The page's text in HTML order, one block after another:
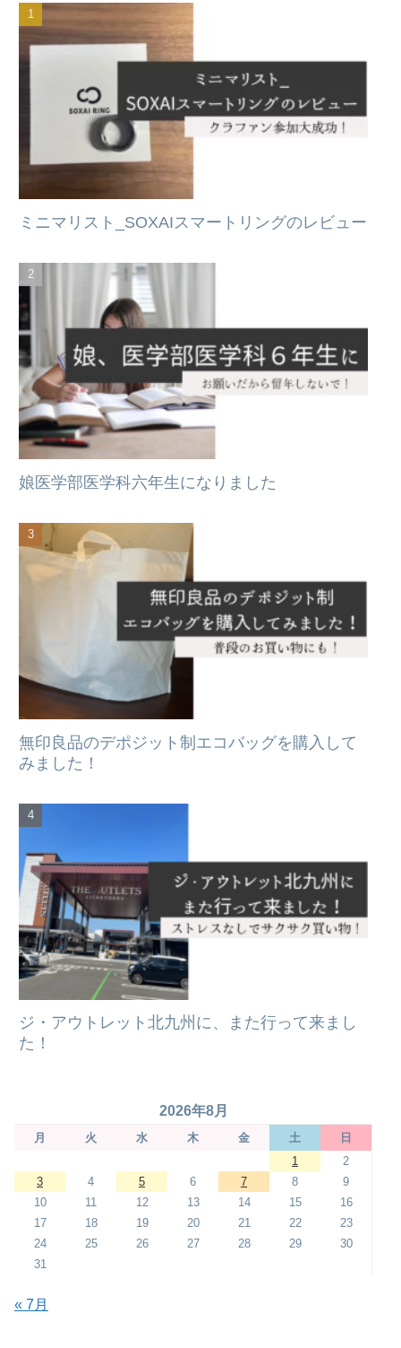
ミニマリスト_SOXAIスマートリングのレビュー
娘医学部医学科六年生になりました
無印良品のデポジット制エコバッグを購入して
みました！
ジ・アウトレット北九州に、また行って来まし
た！
2026年8月
月 火 水 木 金 土
日
1
2
3
4 5 6 7 8
9
10
11 12 13 14 15
16
17
18 19 20 21 22
23
24
25 26 27 28 29
30
31
« 7月